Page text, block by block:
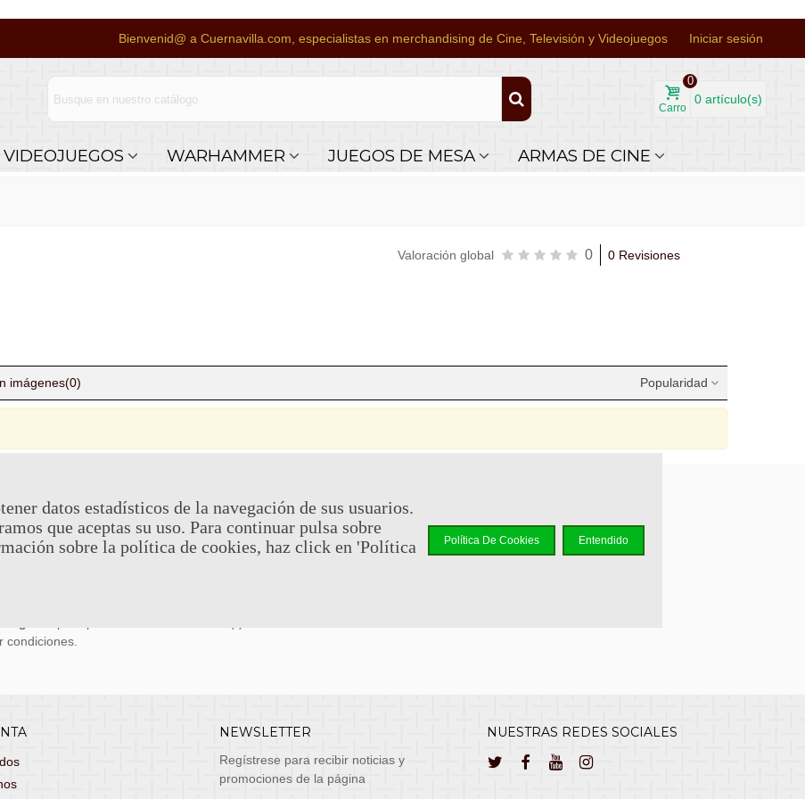
Bienvenid@ a Cuernavilla.com, especialistas en merchandising de Cine, Televisión y Videojuegos Iniciar sesión
Carro
0
0 artículo(s)
VIDEOJUEGOS WARHAMMER JUEGOS DE MESA ARMAS DE CINE
Valoración global 0 0 Revisiones
imágenes(0) Popularidad
Y DEVOLUCIONES
económicos en 24h a través de diversos
entrega de lunes a viernes no festivos, si
condiciones.
Teléfono y Whatsapp +34 644 110 737
email: atencionalcliente@cuernavilla.com
NEWSLETTER
Regístrese para recibir noticias y
promociones de la página
NUESTRAS REDES SOCIALES
datos estadísticos de la navegación de sus usuarios.
que aceptas su uso. Para continuar pulsa sobre
sobre la política de cookies, haz click en 'Política
Política De Cookies Entendido